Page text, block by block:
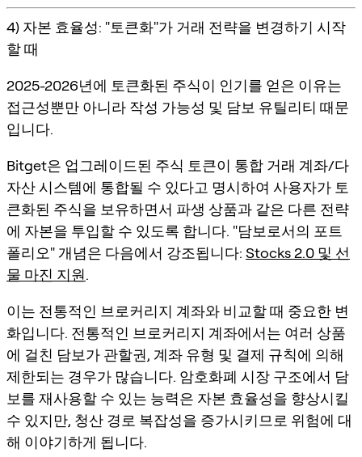
4) 자본 효율성: "토큰화"가 거래 전략을 변경하기 시작
할 때
2025-2026년에 토큰화된 주식이 인기를 얻은 이유는
접근성뿐만 아니라 작성 가능성 및 담보 유틸리티 때문
입니다.
Bitget은 업그레이드된 주식 토큰이 통합 거래 계좌/다
자산 시스템에 통합될 수 있다고 명시하여 사용자가 토
큰화된 주식을 보유하면서 파생 상품과 같은 다른 전략
에 자본을 투입할 수 있도록 합니다. "담보로서의 포트
폴리오" 개념은 다음에서 강조됩니다: Stocks 2.0 및 선
물 마진 지원.
이는 전통적인 브로커리지 계좌와 비교할 때 중요한 변
화입니다. 전통적인 브로커리지 계좌에서는 여러 상품
에 걸친 담보가 관할권, 계좌 유형 및 결제 규칙에 의해
제한되는 경우가 많습니다. 암호화폐 시장 구조에서 담
보를 재사용할 수 있는 능력은 자본 효율성을 향상시킬
수 있지만, 청산 경로 복잡성을 증가시키므로 위험에 대
해 이야기하게 됩니다.